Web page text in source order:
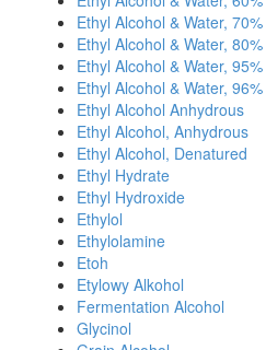
Ethyl Alcohol & Water, 70%
Ethyl Alcohol & Water, 80%
Ethyl Alcohol & Water, 95%
Ethyl Alcohol & Water, 96%
Ethyl Alcohol Anhydrous
Ethyl Alcohol, Anhydrous
Ethyl Alcohol, Denatured
Ethyl Hydrate
Ethyl Hydroxide
Ethylol
Ethylolamine
Etoh
Etylowy Alkohol
Fermentation Alcohol
Glycinol